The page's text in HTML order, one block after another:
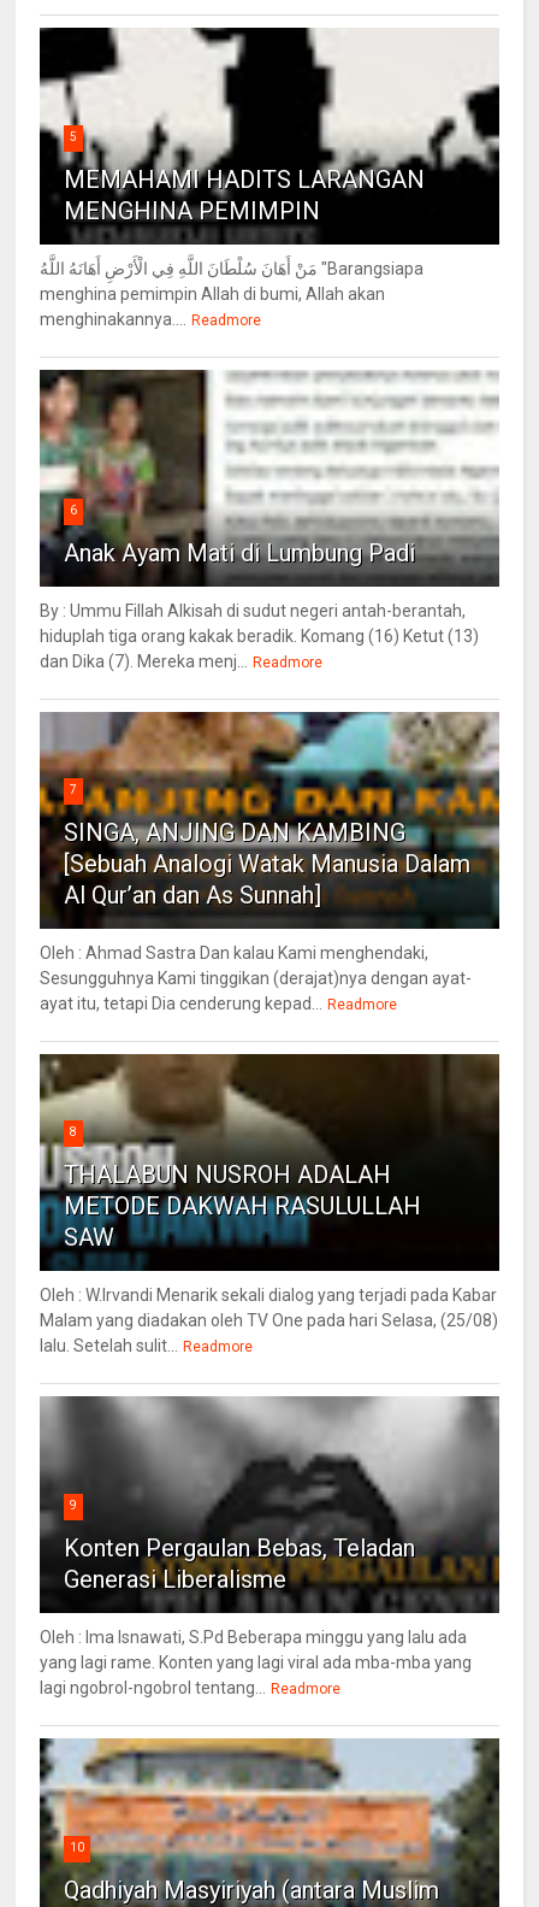
5
MEMAHAMI HADITS LARANGAN
MENGHINA PEMIMPIN
مَنْ أَهَانَ سُلْطَانَ اللَّهِ فِي الْأَرْضِ أَهَانَهُ اللَّهُ "Barangsiapa
menghina pemimpin Allah di bumi, Allah akan
menghinakannya.... Readmore
6
Anak Ayam Mati di Lumbung Padi
By : Ummu Fillah Alkisah di sudut negeri antah-berantah,
hiduplah tiga orang kakak beradik. Komang (16) Ketut (13)
dan Dika (7). Mereka menj... Readmore
7
SINGA, ANJING DAN KAMBING
[Sebuah Analogi Watak Manusia Dalam
Al Qur’an dan As Sunnah]
Oleh : Ahmad Sastra Dan kalau Kami menghendaki,
Sesungguhnya Kami tinggikan (derajat)nya dengan ayat-
ayat itu, tetapi Dia cenderung kepad... Readmore
8
THALABUN NUSROH ADALAH
METODE DAKWAH RASULULLAH
SAW
Oleh : W.Irvandi Menarik sekali dialog yang terjadi pada Kabar
Malam yang diadakan oleh TV One pada hari Selasa, (25/08)
lalu. Setelah sulit... Readmore
9
Konten Pergaulan Bebas, Teladan
Generasi Liberalisme
Oleh : Ima Isnawati, S.Pd Beberapa minggu yang lalu ada
yang lagi rame. Konten yang lagi viral ada mba-mba yang
lagi ngobrol-ngobrol tentang... Readmore
10
Qadhiyah Masyiriyah (antara Muslim